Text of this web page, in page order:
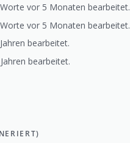
vor 5 Monaten bearbeitet.
vor 5 Monaten bearbeitet.
bearbeitet.
bearbeitet.